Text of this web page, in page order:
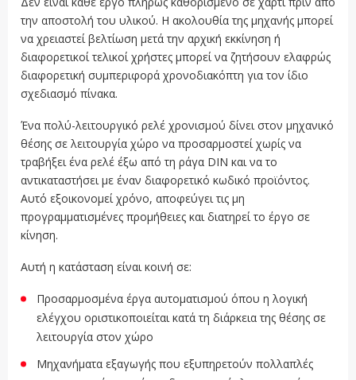
την αποστολή του υλικού. Η ακολουθία της μηχανής μπορεί
να χρειαστεί βελτίωση μετά την αρχική εκκίνηση ή
διαφορετικοί τελικοί χρήστες μπορεί να ζητήσουν ελαφρώς
διαφορετική συμπεριφορά χρονοδιακόπτη για τον ίδιο
σχεδιασμό πίνακα.
Ένα πολύ-λειτουργικό ρελέ χρονισμού δίνει στον μηχανικό
θέσης σε λειτουργία χώρο να προσαρμοστεί χωρίς να
τραβήξει ένα ρελέ έξω από τη ράγα DIN και να το
αντικαταστήσει με έναν διαφορετικό κωδικό προϊόντος.
Αυτό εξοικονομεί χρόνο, αποφεύγει τις μη
προγραμματισμένες προμήθειες και διατηρεί το έργο σε
κίνηση.
Αυτή η κατάσταση είναι κοινή σε:
Προσαρμοσμένα έργα αυτοματισμού όπου η λογική
ελέγχου οριστικοποιείται κατά τη διάρκεια της θέσης σε
λειτουργία στον χώρο
Μηχανήματα εξαγωγής που εξυπηρετούν πολλαπλές